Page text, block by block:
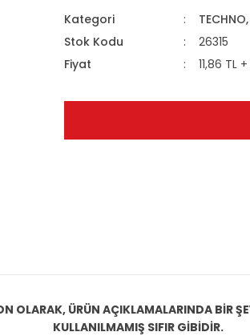
Kategori
Stok Kodu
26315
Fiyat
11,86 TL
OLARAK, ÜRÜN AÇIKLAMALARINDA BİR
KULLANILMAMIŞ SIFIR GİBİDİR.